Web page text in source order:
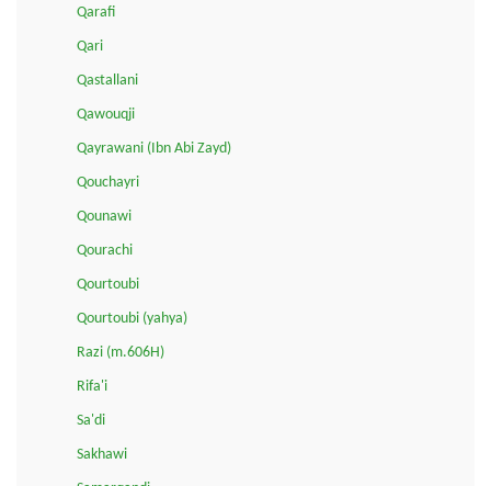
Qarafi
Qari
Qastallani
Qawouqji
Qayrawani (Ibn Abi Zayd)
Qouchayri
Qounawi
Qourachi
Qourtoubi
Qourtoubi (yahya)
Razi (m.606H)
Rifa'i
Sa'di
Sakhawi